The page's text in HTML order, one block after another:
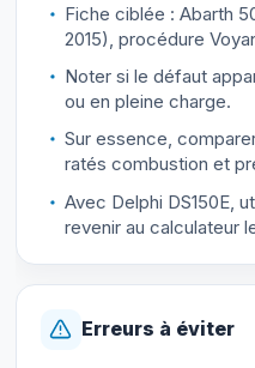
Fiche ciblée : Abarth
2015), procédure
Noter si le défaut
ou en pleine charge.
Sur essence,
ratés combustion et
Avec Delphi DS150E,
revenir au calculateur
Erreurs à éviter